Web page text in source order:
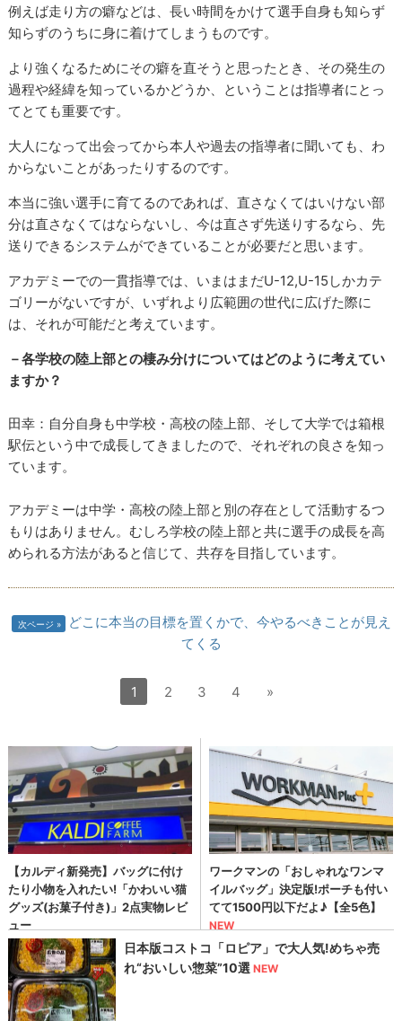
例えば走り方の癖などは、長い時間をかけて選手自身も知らず
知らずのうちに身に着けてしまうものです。
より強くなるためにその癖を直そうと思ったとき、その発生の
過程や経緯を知っているかどうか、ということは指導者にとっ
てとても重要です。
大人になって出会ってから本人や過去の指導者に聞いても、わ
からないことがあったりするのです。
本当に強い選手に育てるのであれば、直さなくてはいけない部
分は直さなくてはならないし、今は直さず先送りするなら、先
送りできるシステムができていることが必要だと思います。
アカデミーでの一貫指導では、いまはまだU-12,U-15しかカテ
ゴリーがないですが、いずれより広範囲の世代に広げた際に
は、それが可能だと考えています。
－各学校の陸上部との棲み分けについてはどのように考えてい
ますか？
田幸：自分自身も中学校・高校の陸上部、そして大学では箱根
駅伝という中で成長してきましたので、それぞれの良さを知っ
ています。
アカデミーは中学・高校の陸上部と別の存在として活動するつ
もりはありません。むしろ学校の陸上部と共に選手の成長を高
められる方法があると信じて、共存を目指しています。
次ページ
どこに本当の目標を置くかで、今やるべきことが見え
てくる
1 2 3 4 »